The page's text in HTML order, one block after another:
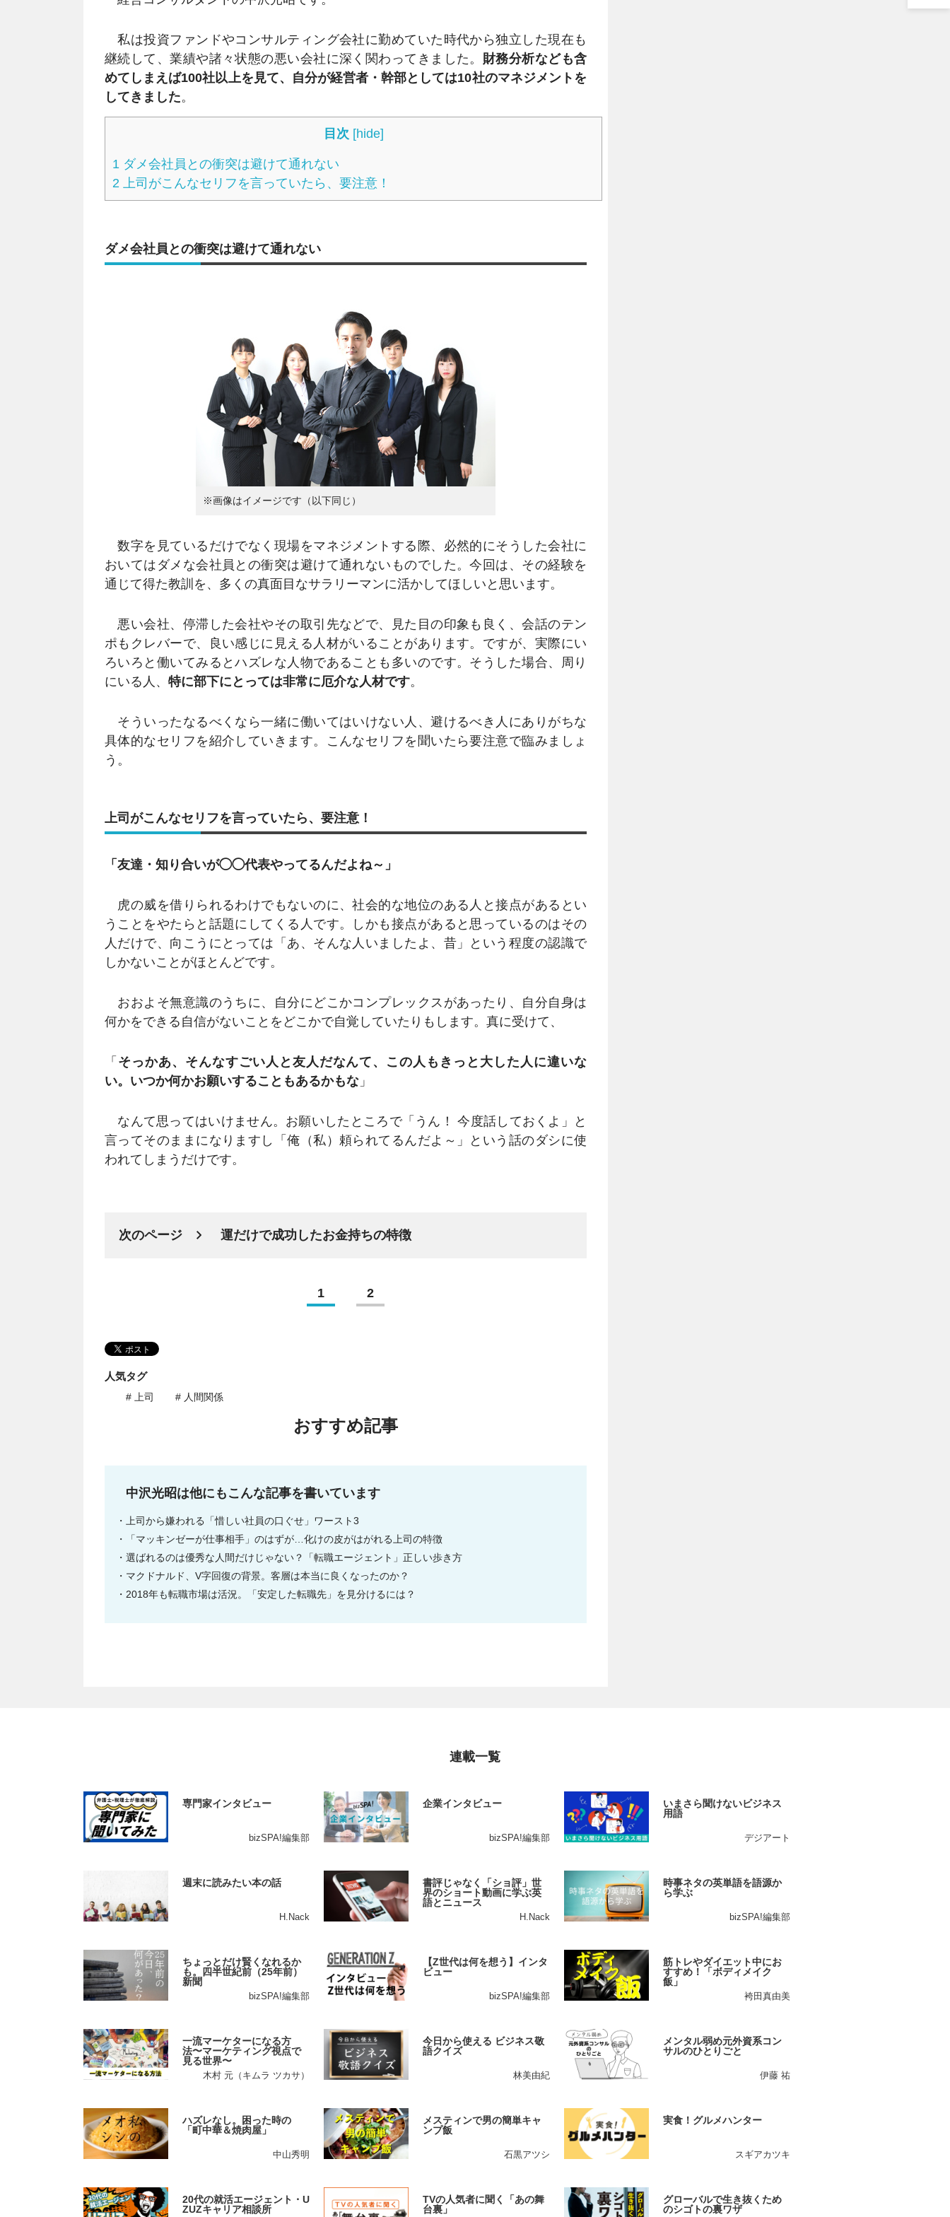
私は投資ファンドやコンサルティング会社に勤めていた時代から独立した現在も
継続して、業績や諸々状態の悪い会社に深く関わってきました。 財務分析なども含
めてしまえば100社以上を見て、自分が経営者・幹部としては10社のマネジメントを
してきました。
目次 [hide]
1 ダメ会社員との衝突は避けて通れない
2 上司がこんなセリフを言っていたら、要注意！
ダメ会社員との衝突は避けて通れない
※画像はイメージです（以下同じ）
数字を見ているだけでなく現場をマネジメントする際、必然的にそうした会社に
おいてはダメな会社員との衝突は避けて通れないものでした。今回は、その経験を
通じて得た教訓を、多くの真面目なサラリーマンに活かしてほしいと思います。
悪い会社、停滞した会社やその取引先などで、見た目の印象も良く、会話のテン
ポもクレバーで、良い感じに見える人材がいることがあります。ですが、実際にい
ろいろと働いてみるとハズレな人物であることも多いのです。そうした場合、周り
にいる人、 特に部下にとっては非常に厄介な人材です。
そういったなるべくなら一緒に働いてはいけない人、避けるべき人にありがちな
具体的なセリフを紹介していきます。こんなセリフを聞いたら要注意で臨みましょ
う。
上司がこんなセリフを言っていたら、要注意！
「友達・知り合いが◯◯代表やってるんだよね～」
虎の威を借りられるわけでもないのに、社会的な地位のある人と接点があるとい
うことをやたらと話題にしてくる人です。しかも接点があると思っているのはその
人だけで、向こうにとっては「あ、そんな人いましたよ、昔」という程度の認識で
しかないことがほとんどです。
おおよそ無意識のうちに、自分にどこかコンプレックスがあったり、自分自身は
何かをできる自信がないことをどこかで自覚していたりもします。真に受けて、
「 そっかあ、そんなすごい人と友人だなんて、この人もきっと大した人に違いな
い。いつか何かお願いすることもあるかもな 」
なんて思ってはいけません。お願いしたところで「うん！ 今度話しておくよ」と
言ってそのままになりますし「俺（私）頼られてるんだよ～」という話のダシに使
われてしまうだけです。
次のページ 運だけで成功したお金持ちの特徴
1 2
人気タグ
# 上司 # 人間関係
おすすめ記事
中沢光昭は他にもこんな記事を書いています
上司から嫌われる「惜しい社員の口ぐせ」ワースト3
「マッキンゼーが仕事相手」のはずが…化けの皮がはがれる上司の特徴
選ばれるのは優秀な人間だけじゃない？「転職エージェント」正しい歩き方
マクドナルド、V字回復の背景。客層は本当に良くなったのか？
2018年も転職市場は活況。「安定した転職先」を見分けるには？
連載一覧
専門家インタビュー
bizSPA!編集部
企業インタビュー
bizSPA!編集部
いまさら聞けないビジネス
用語
デジアート
週末に読みたい本の話
H.Nack
書評じゃなく「ショ評」世
界のショート動画に学ぶ英
語とニュース
H.Nack
時事ネタの英単語を語源か
ら学ぶ
bizSPA!編集部
ちょっとだけ賢くなれるか
も。四半世紀前（25年前）
新聞
bizSPA!編集部
【Z世代は何を想う】インタ
ビュー
bizSPA!編集部
筋トレやダイエット中にお
すすめ！「ボディメイク
飯」
袴田真由美
一流マーケターになる方
法〜マーケティング視点で
見る世界〜
木村 元（キムラ ツカサ）
今日から使える ビジネス敬
語クイズ
林美由紀
メンタル弱め元外資系コン
サルのひとりごと
伊藤 祐
ハズレなし。困った時の
「町中華＆焼肉屋」
中山秀明
メスティンで男の簡単キャ
ンプ飯
石黒アツシ
実食！グルメハンター
スギアカツキ
20代の就活エージェント・U
ZUZキャリア相談所
TVの人気者に聞く「あの舞
台裏」
グローバルで生き抜くため
のシゴトの裏ワザ